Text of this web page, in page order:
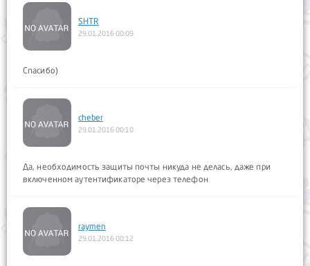
SHTR
29.01.2016 00:09
Спасибо)
cheber
29.01.2016 00:10
Да, необходимость защиты почты никуда не делась, даже при
включенном аутентификаторе через телефон
raymen
29.01.2016 00:12